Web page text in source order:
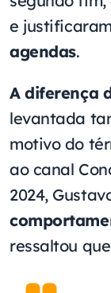
e
agendas.
A diferença
levantada
motivo do
ao canal
2024,
ressaltou